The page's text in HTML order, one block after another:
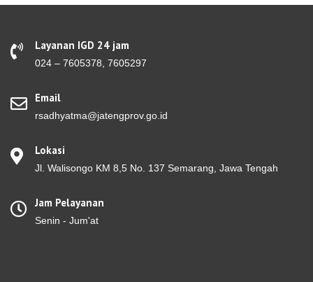
Layanan IGD 24 jam
024 – 7605378, 7605297
Email
rsadhyatma@jatengprov.go.id
Lokasi
Jl. Walisongo KM 8,5 No. 137 Semarang, Jawa Tengah
Jam Pelayanan
Senin - Jum'at